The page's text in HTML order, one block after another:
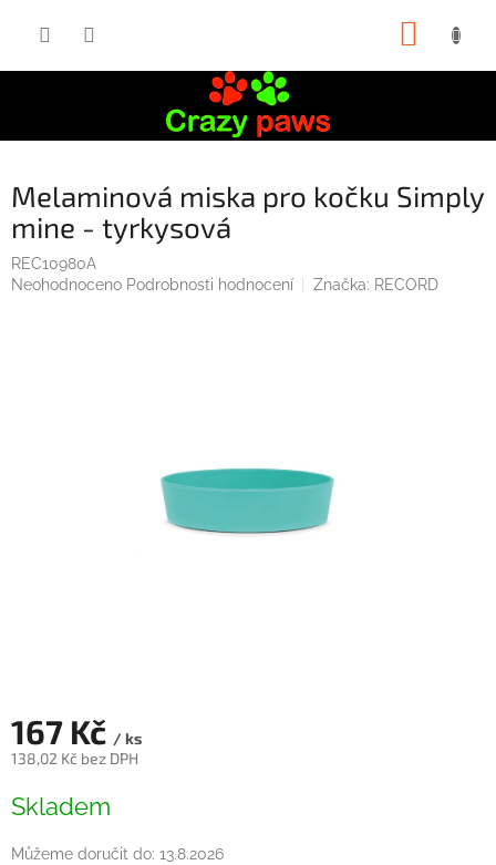
Melaminová miska pro kočku Simply
mine - tyrkysová
REC10980A
Průměrné
Neohodnoceno Podrobnosti hodnocení Značka: RECORD
167 Kč / ks
138,02 Kč bez DPH
cena:
Skladem
Můžeme doručit do: 13.8.2026